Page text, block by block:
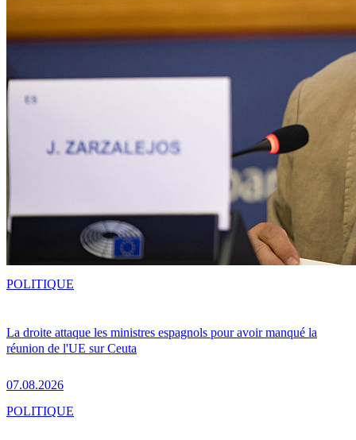
La droite attaque les ministres espagnols pour avoir manqué la
réunion de l'UE sur Ceuta
07.08.2026
POLITIQUE
POLITIQUE